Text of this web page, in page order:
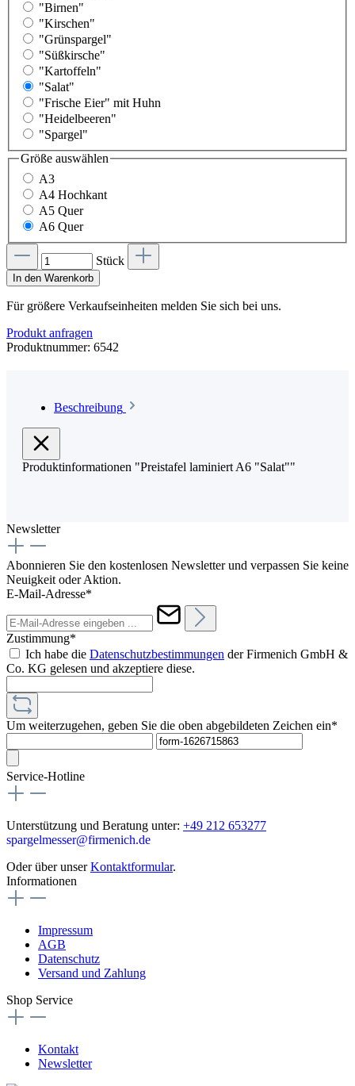
"Birnen"
"Kirschen"
"Grünspargel"
"Süßkirsche"
"Kartoffeln"
"Salat"
"Frische Eier" mit Huhn
"Heidelbeeren"
"Spargel"
Größe auswählen
A3
A4 Hochkant
A5 Quer
A6 Quer
Stück
In den Warenkorb
Für größere Verkaufseinheiten melden Sie sich bei uns.
Produkt anfragen
Produktnummer: 6542
Beschreibung
Produktinformationen "Preistafel laminiert A6 "Salat""
Newsletter
Abonnieren Sie den kostenlosen Newsletter und verpassen Sie keine
Neuigkeit oder Aktion.
E-Mail-Adresse*
Zustimmung*
Ich habe die Datenschutzbestimmungen der Firmenich GmbH &
Co. KG gelesen und akzeptiere diese.
Um weiterzugehen, geben Sie die oben abgebildeten Zeichen ein*
Service-Hotline
Unterstützung und Beratung unter: +49 212 653277
spargelmesser@firmenich.de
Oder über unserKontaktformular.
Informationen
Impressum
AGB
Datenschutz
Versand und Zahlung
Shop Service
Kontakt
Newsletter